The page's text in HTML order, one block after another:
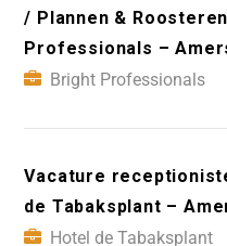
/ Plannen &
Professionals –
Bright Professionals
Vacature
de Tabaksplant –
Hotel de Tabaksplant